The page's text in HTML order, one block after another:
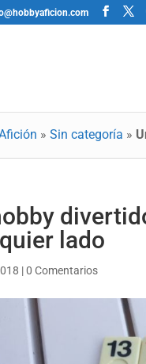
»Sin categoría »
lado
|0 Comentarios